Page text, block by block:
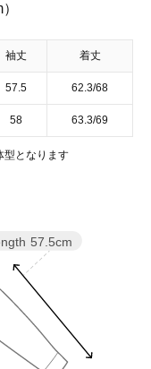
袖丈 着丈
57.5 62.3/68
58 63.3/69
型となります
57.5cm